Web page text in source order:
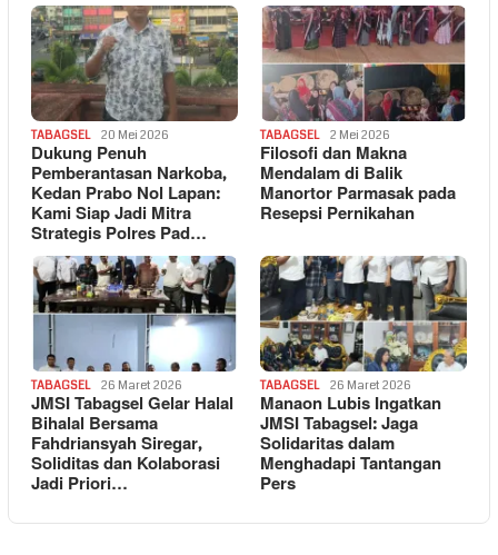
TABAGSEL 20 Mei 2026
Dukung Penuh
Pemberantasan Narkoba,
Kedan Prabo Nol Lapan:
Kami Siap Jadi Mitra
Strategis Polres Pad…
TABAGSEL 2 Mei 2026
Filosofi dan Makna
Mendalam di Balik
Manortor Parmasak pada
Resepsi Pernikahan
TABAGSEL 26 Maret 2026
JMSI Tabagsel Gelar Halal
Bihalal Bersama
Fahdriansyah Siregar,
Soliditas dan Kolaborasi
Jadi Priori…
TABAGSEL 26 Maret 2026
Manaon Lubis Ingatkan
JMSI Tabagsel: Jaga
Solidaritas dalam
Menghadapi Tantangan
Pers